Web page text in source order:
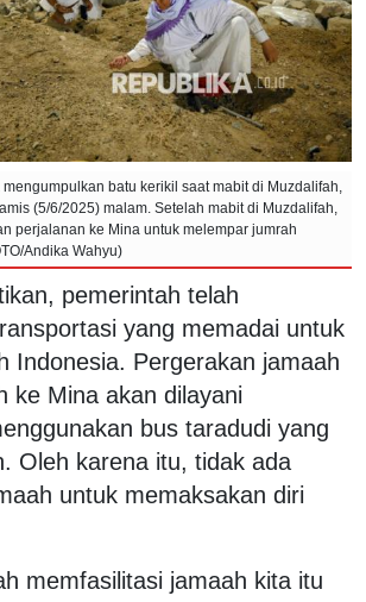
batu kerikil saat mabit di Muzdalifah,
(5/6/2025) malam. Setelah mabit di Muzdalifah,
perjalanan ke Mina untuk melempar jumrah
Andika Wahyu)
pemerintah telah
yang memadai untuk
Indonesia. Pergerakan jamaah
ke Mina akan dilayani
bus taradudi yang
Oleh karena itu, tidak ada
untuk memaksakan diri
memfasilitasi jamaah kita itu